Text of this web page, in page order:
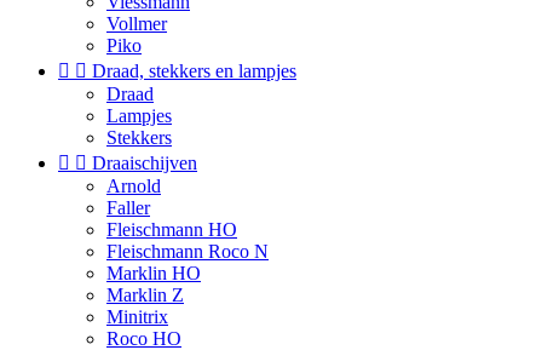
Vollmer
Piko
  Draad, stekkers en lampjes
Draad
Lampjes
Stekkers
  Draaischijven
Arnold
Faller
Fleischmann HO
Fleischmann Roco N
Marklin HO
Marklin Z
Minitrix
Roco HO